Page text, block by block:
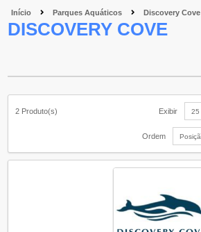
Início Parques Aquáticos Discovery Cove
DISCOVERY COVE
2 Produto(s) Exibir
Ordem